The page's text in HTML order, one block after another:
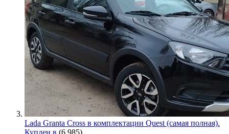
Lada Granta Cross в комплектации Quest (самая полная).
Куплен в (6 985)